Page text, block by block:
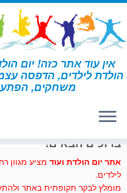
דלג
לתוכן
אין עוד אתר כזה! יום
הולדת לילדים, הדפסה
משחקים, דף הבית » בעלי חיים »הזמנות
ברוכים הבאים!
אתר יום הולדת ועוד מציע מגוון
לילדים.
מומלץ לבקר תקופתית באתר